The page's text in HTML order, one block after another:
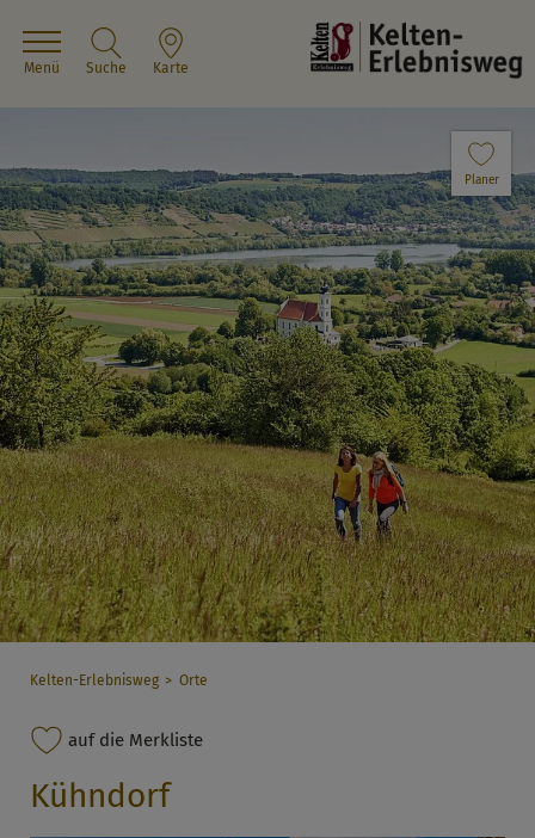
Menü Suche Karte
Planer
Kelten-Erlebnisweg Orte
auf die Merkliste
Kühndorf